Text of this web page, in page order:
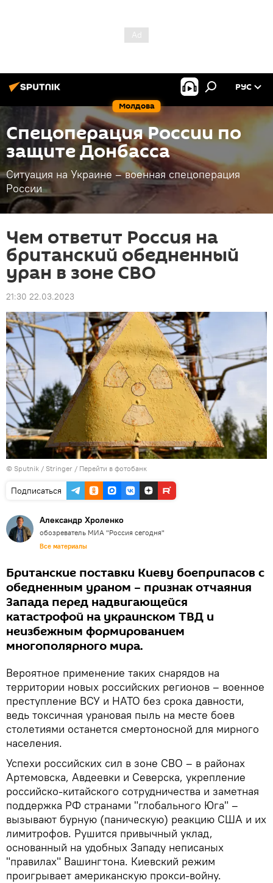
Молдова
РУС
Спецоперация России по
защите Донбасса
Ситуация на Украине – военная спецоперация
России
Чем ответит Россия на
британский обедненный
уран в зоне СВО
21:30 22.03.2023
© Sputnik / Stringer / Перейти в фотобанк
Подписаться
Александр Хроленко
обозреватель МИА "Россия сегодня"
Все материалы
Британские поставки Киеву боеприпасов с
обедненным ураном – признак отчаяния
Запада перед надвигающейся
катастрофой на украинском ТВД и
неизбежным формированием
многополярного мира.
Вероятное применение таких снарядов на
территории новых российских регионов – военное
преступление ВСУ и НАТО без срока давности,
ведь токсичная урановая пыль на месте боев
столетиями останется смертоносной для мирного
населения.
Успехи российских сил в зоне СВО – в районах
Артемовска, Авдеевки и Северска, укрепление
российско-китайского сотрудничества и заметная
поддержка РФ странами "глобального Юга" –
вызывают бурную (паническую) реакцию США и их
лимитрофов. Рушится привычный уклад,
основанный на удобных Западу неписаных
"правилах" Вашингтона. Киевский режим
проигрывает американскую прокси-войну.